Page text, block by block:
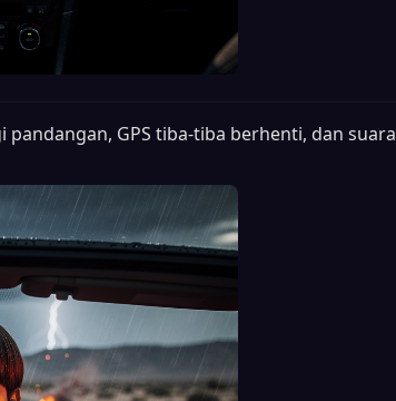
pandangan, GPS tiba-tiba berhenti, dan suara